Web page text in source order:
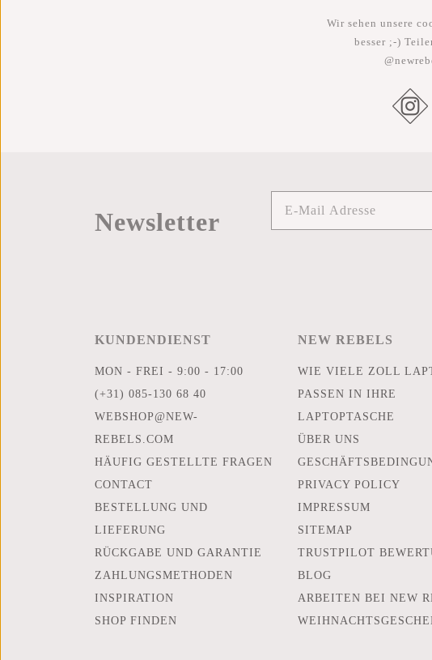
Wir sehen unsere
besser ;-)
Newsletter
KUNDENDIENST
MON - FREI - 9:00 - 17:00
(+31) 085-130 68 40
WEBSHOP@NEW-
REBELS.COM
HÄUFIG GESTELLTE FRAGEN
CONTACT
BESTELLUNG UND
LIEFERUNG
RÜCKGABE UND GARANTIE
ZAHLUNGSMETHODEN
INSPIRATION
SHOP FINDEN
NEW REBELS
WIE VIELE ZOLL
PASSEN IN IHRE
LAPTOPTASCHE
ÜBER UNS
PRIVACY POLICY
IMPRESSUM
SITEMAP
TRUSTPILOT
BLOG
ARBEITEN BEI NEW